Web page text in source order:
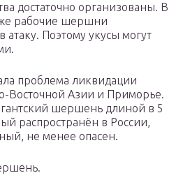
достаточно организованы. В
рабочие шершни
атаку. Поэтому укусы могут
проблема ликвидации
Азии и Приморье.
шершень длиной в 5
распространён в России,
не менее опасен.